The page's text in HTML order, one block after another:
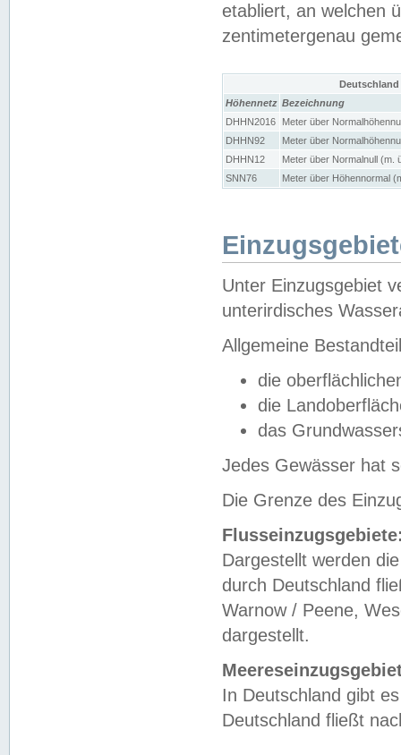
etabliert, an welchen
zentimetergenau
Höhennetz Bezeichnung
DHHN2016
Meter über
DHHN92
Meter über
DHHN12
Meter über Normalnull (m.
SNN76
Meter über Höhennormal
Unter Einzugsgebiet
unterirdisches
Allgemeine
die
die
das
Jedes Gewässer hat
Die Grenze des
Dargestellt werden
durch Deutschland
Warnow / Peene,
dargestellt.
In Deutschland gibt
Deutschland fließt